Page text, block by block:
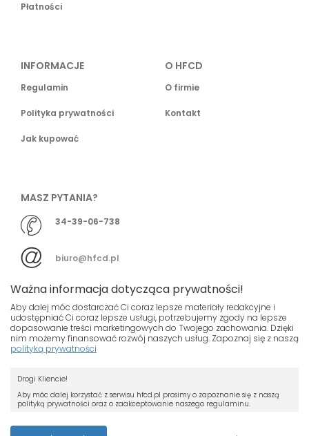
Płatności
INFORMACJE
Regulamin
Polityka prywatności
Jak kupować
O HFCD
O firmie
Kontakt
MASZ PYTANIA?
34-39-06-738
biuro@hfcd.pl
© HFCD - HF Centrum Dystrybucyjne- Wszelkie prawa
zapisywane na Twoim dysku zmień
ustawienia swojej przeglądarki.
Przeczytaj więcej o cookies
Ważna informacja dotycząca prywatności!
Aby dalej móc dostarczać Ci coraz lepsze materiały redakcyjne i
udostępniać Ci coraz lepsze usługi, potrzebujemy zgody na lepsze
dopasowanie treści marketingowych do Twojego zachowania. Dzięki
nim możemy finansować rozwój naszych usług. Zapoznaj się z naszą
polityką prywatności
Drogi Kliencie!
Aby móc dalej korzystać z serwisu hfcd.pl prosimy o zapoznanie się z naszą
polityką prywatności oraz o zaakceptowanie naszego regulaminu.